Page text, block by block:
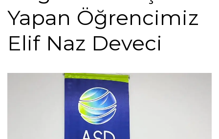
Yapan Öğrencimiz
Elif Naz Deveci